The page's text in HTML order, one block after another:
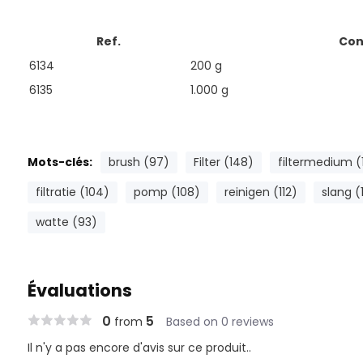
Ref.
6134
200 g
6135
1.000 g
Mots-clés: brush (97) Filter (148) filtermedium
filtratie (104)
pomp (108) reinigen (112) slang
watte (93)
Évaluations
0 from 5 Based on 0 reviews
Il n'y a pas encore d'avis sur ce produit..